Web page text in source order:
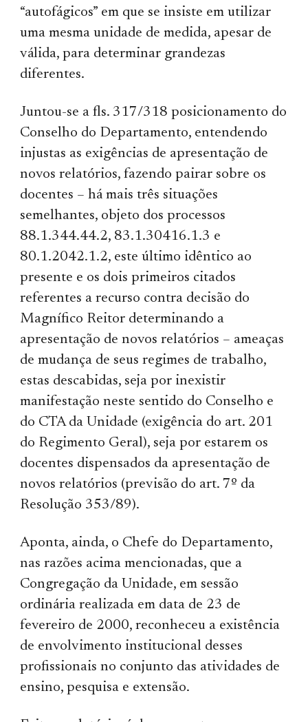
“autofágicos” em que se insiste em utilizar
uma mesma unidade de medida, apesar de
válida, para determinar grandezas
diferentes.
Juntou-se a fls. 317/318 posicionamento do
Conselho do Departamento, entendendo
injustas as exigências de apresentação de
novos relatórios, fazendo pairar sobre os
docentes – há mais três situações
semelhantes, objeto dos processos
88.1.344.44.2, 83.1.30416.1.3 e
80.1.2042.1.2, este último idêntico ao
presente e os dois primeiros citados
referentes a recurso contra decisão do
Magnífico Reitor determinando a
apresentação de novos relatórios – ameaças
de mudança de seus regimes de trabalho,
estas descabidas, seja por inexistir
manifestação neste sentido do Conselho e
do CTA da Unidade (exigência do art. 201
do Regimento Geral), seja por estarem os
docentes dispensados da apresentação de
novos relatórios (previsão do art. 7º da
Resolução 353/89).
Aponta, ainda, o Chefe do Departamento,
nas razões acima mencionadas, que a
Congregação da Unidade, em sessão
ordinária realizada em data de 23 de
fevereiro de 2000, reconheceu a existência
de envolvimento institucional desses
profissionais no conjunto das atividades de
ensino, pesquisa e extensão.